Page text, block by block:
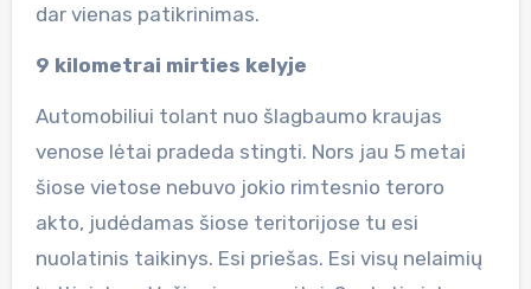
dar vienas patikrinimas.
9 kilometrai mirties kelyje
Automobiliui tolant nuo šlagbaumo kraujas
venose lėtai pradeda stingti. Nors jau 5 metai
šiose vietose nebuvo jokio rimtesnio teroro
akto, judėdamas šiose teritorijose tu esi
nuolatinis taikinys. Esi priešas. Esi visų nelaimių